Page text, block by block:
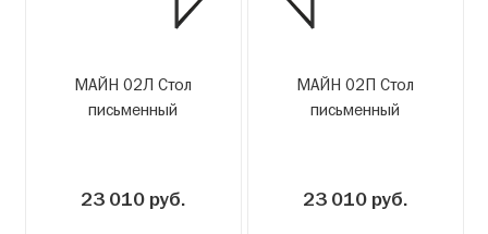
МАЙН 02Л Стол
письменный
23 010 руб.
МАЙН 02П Стол
письменный
23 010 руб.